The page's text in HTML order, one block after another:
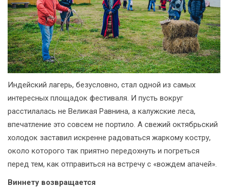
Индейский лагерь, безусловно, стал одной из самых
интересных площадок фестиваля. И пусть вокруг
расстилалась не Великая Равнина, а калужские леса,
впечатление это совсем не портило. А свежий октябрьский
холодок заставил искренне радоваться жаркому костру,
около которого так приятно передохнуть и погреться
перед тем, как отправиться на встречу с «вождем апачей».
Виннету возвращается